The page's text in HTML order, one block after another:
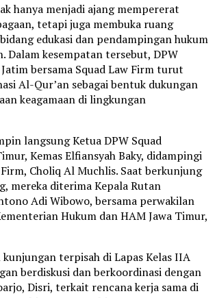
hanya menjadi ajang mempererat
tetapi juga membuka ruang
edukasi dan pendampingan hukum
Dalam kesempatan tersebut, DPW
bersama Squad Law Firm turut
Al-Qur’an sebagai bentuk dukungan
keagamaan di lingkungan
langsung Ketua DPW Squad
Kemas Elfiansyah Baky, didampingi
Choliq Al Muchlis. Saat berkunjung
mereka diterima Kepala Rutan
Adi Wibowo, bersama perwakilan
Hukum dan HAM Jawa Timur,
kunjungan terpisah di Lapas Kelas IIA
berdiskusi dan berkoordinasi dengan
Disri, terkait rencana kerja sama di